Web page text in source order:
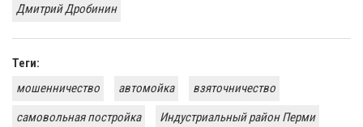
Дмитрий Дробинин
Теги:
мошенничество
автомойка
взяточничество
самовольная постройка
Индустриальный район Перми